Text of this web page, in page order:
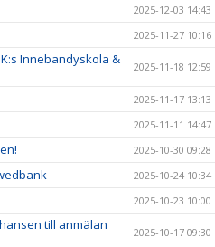
2025-12-03 14:43
2025-11-27 10:16
Innebandyskola &
2025-11-18 12:59
2025-11-17 13:13
2025-11-11 14:47
2025-10-30 09:28
2025-10-24 10:34
2025-10-23 10:00
till anmälan
2025-10-17 09:30